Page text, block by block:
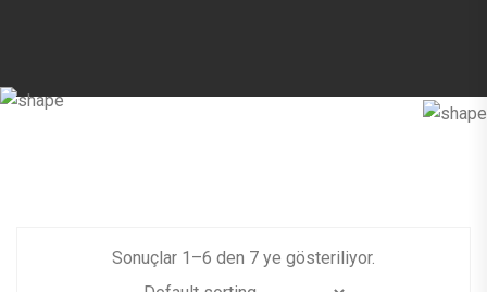
Sonuçlar 1 –6 den 7 ye gösteriliyor.